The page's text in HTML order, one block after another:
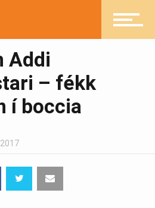
Addi
– fékk
í boccia